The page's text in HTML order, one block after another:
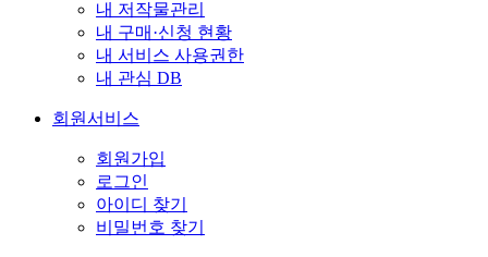
내 저작물관리
내 구매·신청 현황
내 서비스 사용권한
내 관심 DB
회원서비스
회원가입
로그인
아이디 찾기
비밀번호 찾기